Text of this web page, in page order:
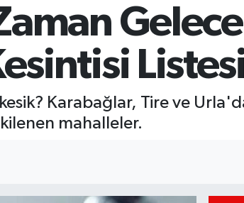
Karabağlar, Tire ve
mahalleler.